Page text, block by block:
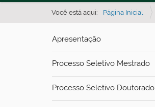
Você está aqui: Página Inicial
Apresentação
Processo Seletivo Mestrado
Processo Seletivo Doutorado